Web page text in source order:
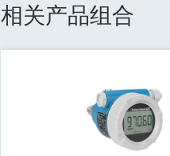
相关产品组合